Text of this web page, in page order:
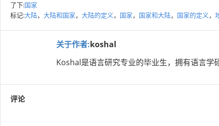
了下:国家
标记:大陆， 大陆和国家， 大陆的定义， 国家， 国家和大陆， 国家的定义，
关于作者:koshal
Koshal是语言研究专业的毕业生，拥有语言学
评论